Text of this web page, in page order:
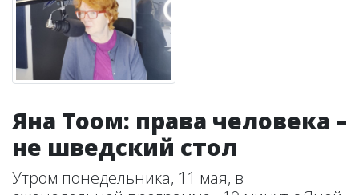
Яна Тоом: права человека –
не шведский стол
Утром понедельника, 11 мая, в